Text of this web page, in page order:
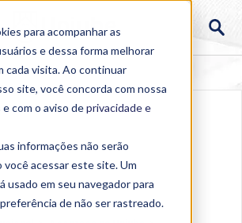
para acompanhar as
e dessa forma melhorar
cada visita. Ao continuar
site, você concorda com nossa
e com o aviso deprivacidade e
informações não serão
você acessar este site. Um
usado em seu navegador para
de não ser rastreado.